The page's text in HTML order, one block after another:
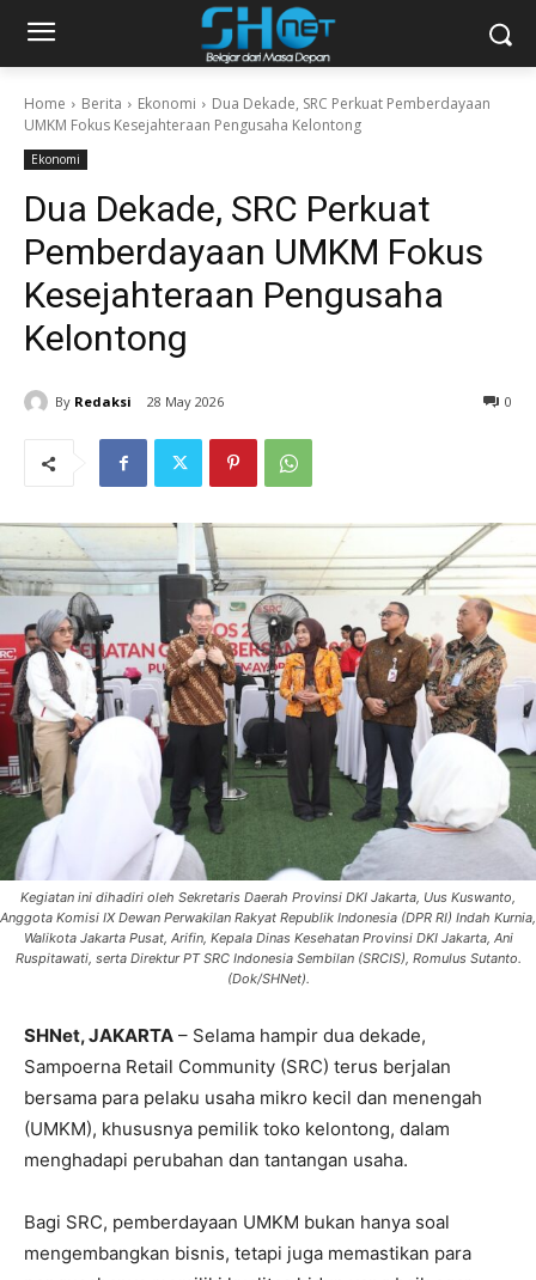
Home Berita Ekonomi
Dua Dekade, SRC Perkuat Pemberdayaan
UMKM Fokus Kesejahteraan Pengusaha Kelontong
Ekonomi
Dua Dekade, SRC Perkuat
Pemberdayaan UMKM Fokus
Kesejahteraan Pengusaha
Kelontong
By Redaksi 28 May 2026 0
Kegiatan ini dihadiri oleh Sekretaris Daerah Provinsi DKI Jakarta, Uus Kuswanto,
Anggota Komisi IX Dewan Perwakilan Rakyat Republik Indonesia (DPR RI) Indah Kurnia,
Walikota Jakarta Pusat, Arifin, Kepala Dinas Kesehatan Provinsi DKI Jakarta, Ani
Ruspitawati, serta Direktur PT SRC Indonesia Sembilan (SRCIS), Romulus Sutanto.
(Dok/SHNet).
SHNet, JAKARTA – Selama hampir dua dekade,
Sampoerna Retail Community (SRC) terus berjalan
bersama para pelaku usaha mikro kecil dan menengah
(UMKM), khususnya pemilik toko kelontong, dalam
menghadapi perubahan dan tantangan usaha.
Bagi SRC, pemberdayaan UMKM bukan hanya soal
mengembangkan bisnis, tetapi juga memastikan para